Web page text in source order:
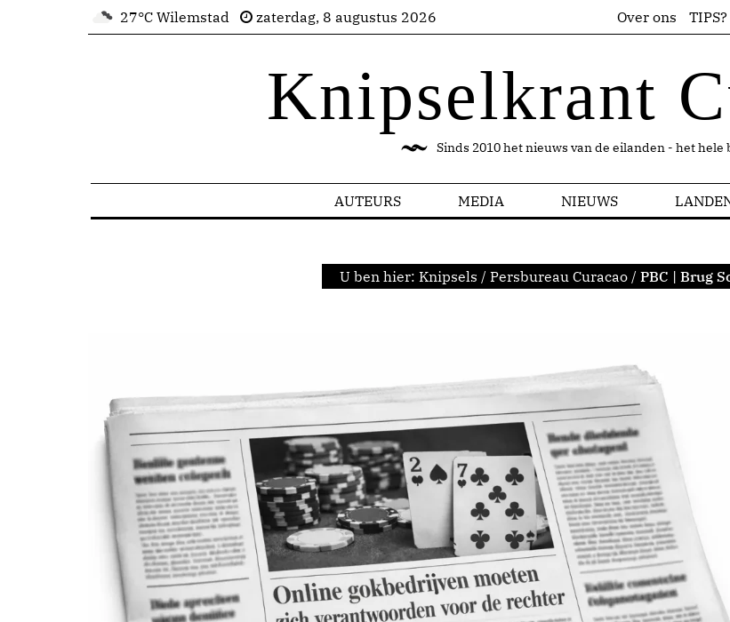
27°C Wilemstad zaterdag, 8 augustus 2026 Over ons TIPS?
Knipselkrant
Sinds 2010 het nieuws van de eilanden - het hele
AUTEURS MEDIA NIEUWS
U ben hier: Knipsels / Persbureau Curacao / PBC | Brug